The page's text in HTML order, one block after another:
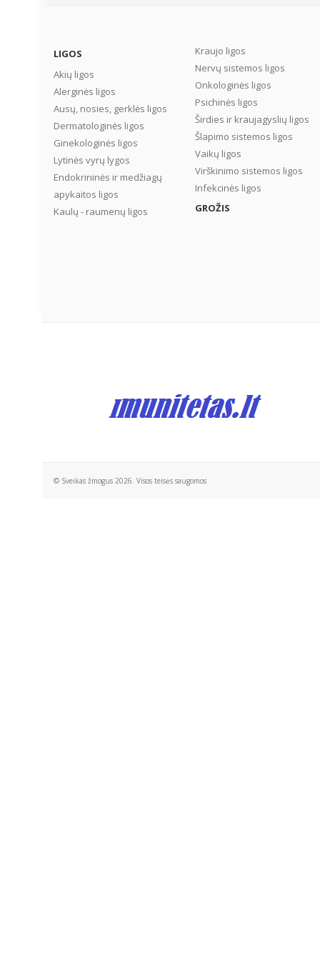
siaubas atėjo, kai
po narkozės. Mano
atsirado pienas. Aš
verkiau, kaukiau nuo
nevilties. Supratau, kad
užmušiau savo dar
negimusį vaiką.
buvo toks stiprus, kad
nepraėjo nei po metų,
po dvejų, nei po
dvejų. Šitas skausmas
gyvena manyje iki šiol ir
Noriu, kad mano
išgyvenimai neleistų jai
LIGOS
Akių ligos
Alerginės ligos
Ausų, nosies, gerklės ligos
Dermatologinės ligos
Ginekologinės ligos
Lytinės vyrų lygos
Endokrininės ir medžiagų
apykaitos ligos
Kaulų - raumenų ligos
Kraujo ligos
Nervų sistemos ligos
Onkologinės ligos
Psichinės ligos
Širdies ir kraujagyslių ligos
Šlapimo sistemos ligos
Vaikų ligos
Virškinimo sistemos ligos
Infekcinės ligos
GROŽIS
© Sveikas žmogus 2026. Visos teisės saugomos